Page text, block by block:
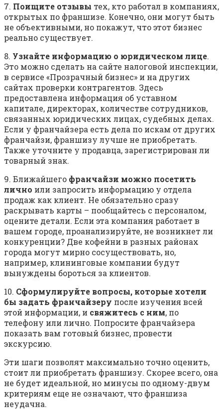
7. Поищите отзывы тех, кто работал в компаниях,
открытых по франшизе. Конечно, они могут быть
не объективными, но покажут, что этот бизнес
реально существует.
8. Узнайте информацию о юридическом лице.
Это можно сделать на сайте налоговой инспекции,
в сервисе «Прозрачный бизнес» и на других
сайтах проверки контрагентов. Здесь
предоставлена информация об уставном
капитале, директорах, количестве сотрудников,
связанных юридических лицах, судебных делах.
Если у франчайзера есть дела по искам от других
франчайзи, франшизу лучше не приобретать.
Также уточните у продавца, зарегистрирован ли
товарный знак.
9. Ближайшего франчайзи можно посетить
лично или запросить информацию у отдела
продаж как клиент. Не обязательно сразу
раскрывать карты – пообщайтесь с персоналом,
оцените детали. Если эта компания работает в
вашем городе, проанализируйте, не возникнет ли
конкуренции? Две кофейни в разных районах
города могут мирно сосуществовать, но,
например, клининговые компании будут
вынуждены бороться за клиентов.
10. Сформулируйте вопросы, которые хотели
бы задать франчайзеру после изучения всей
этой информации, и свяжитесь с ним, по
телефону или лично. Попросите франчайзера
показать вам готовый бизнес, провести
экскурсию.
Эти шаги позволят максимально точно оценить,
стоит ли приобретать франшизу. Скорее всего, она
не будет идеальной, но минусы по одному-двум
критериям еще не означают, что франшиза
неудачна.